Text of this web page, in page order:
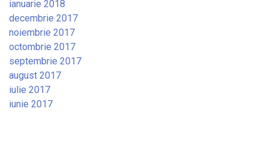
ianuarie 2018
decembrie 2017
noiembrie 2017
octombrie 2017
septembrie 2017
august 2017
iulie 2017
iunie 2017